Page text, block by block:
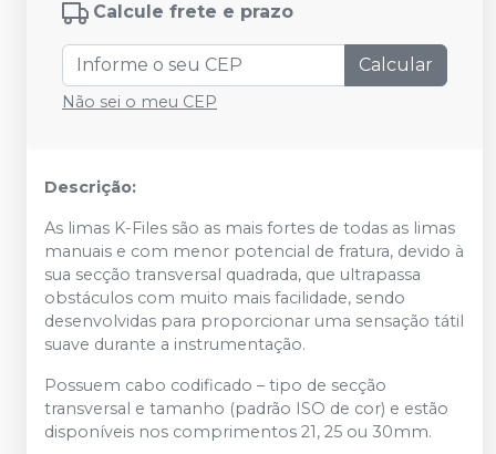
Calcule frete e prazo
Calcular
Não sei o meu CEP
Descrição:
As limas K-Files são as mais fortes de todas as limas
manuais e com menor potencial de fratura, devido à
sua secção transversal quadrada, que ultrapassa
obstáculos com muito mais facilidade, sendo
desenvolvidas para proporcionar uma sensação tátil
suave durante a instrumentação.
Possuem cabo codificado – tipo de secção
transversal e tamanho (padrão ISO de cor) e estão
disponíveis nos comprimentos 21, 25 ou 30mm.